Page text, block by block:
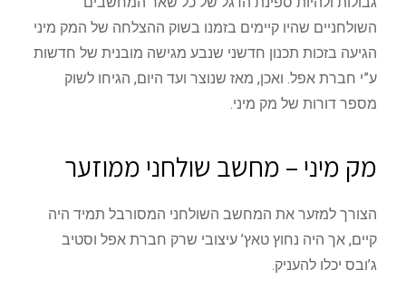
השולחניים שהיו קיימים בזמנו בשוק ההצלחה של המק מיני
הגיעה בזכות תכנון חדשני שנבע מגישה מובנית של חדשות
ע”י חברת אפל. ואכן, מאז שנוצר ועד היום, הגיחו לשוק
מספר דורות של מק מיני.
מק מיני – מחשב שולחני ממוזער
הצורך למזער את המחשב השולחני המסורבל תמיד היה
קיים, אך היה נחוץ טאץ’ עיצובי שרק חברת אפל וסטיב
ג’ובס יכלו להעניק.